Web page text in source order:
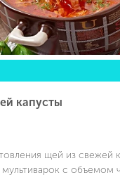
капусты
щей из свежей
с объемом